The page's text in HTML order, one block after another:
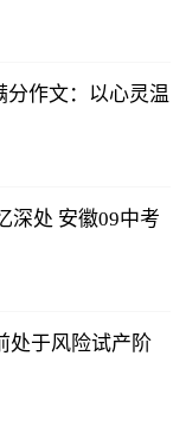
分作文：以心灵温
深处 安徽09中考
处于风险试产阶